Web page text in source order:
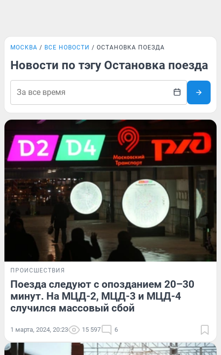
МОСКВА ВСЕ НОВОСТИ ОСТАНОВКА ПОЕЗДА
Новости по тэгу Остановка поезда
ПРОИСШЕСТВИЯ
Поезда следуют с опозданием 20–30
минут. На МЦД-2, МЦД-3 и МЦД-4
случился массовый сбой
1 марта, 2024, 20:23 15 597 6